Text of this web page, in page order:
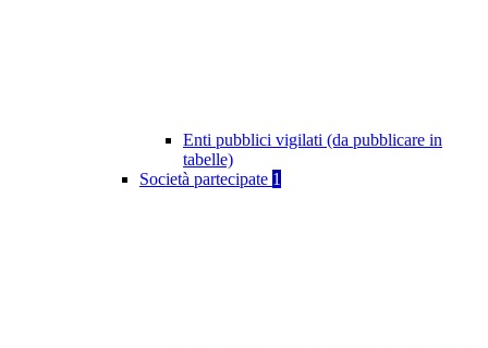
Enti pubblici vigilati (da pubblicare in
tabelle)
Società partecipate 1